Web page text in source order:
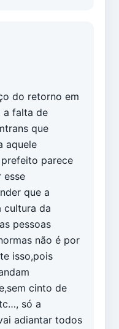
do retorno em
a falta de
que
aquele
parece
esse
que a
cultura da
pessoas
não é por
isso,pois
cinto de
só a
adiantar todos